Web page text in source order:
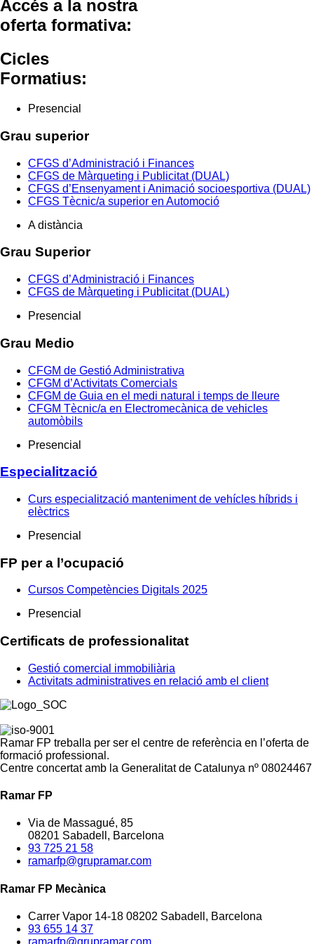
Accés a la nostra
oferta formativa:
Cicles
Formatius:
Presencial
Grau superior
CFGS d’Administració i Finances
CFGS de Màrqueting i Publicitat (DUAL)
CFGS d’Ensenyament i Animació socioesportiva (DUAL)
CFGS Tècnic/a superior en Automoció
A distància
Grau Superior
CFGS d’Administració i Finances
CFGS de Màrqueting i Publicitat (DUAL)
Presencial
Grau Medio
CFGM de Gestió Administrativa
CFGM d’Activitats Comercials
CFGM de Guia en el medi natural i temps de lleure
CFGM Tècnic/a en Electromecànica de vehicles
automòbils
Presencial
Especialització
Curs especialització manteniment de vehícles híbrids i
elèctrics
Presencial
FP per a l’ocupació
Cursos Competències Digitals 2025
Presencial
Certificats de professionalitat
Gestió comercial immobiliària
Activitats administratives en relació amb el client
Ramar FP treballa per ser el centre de referència en l’oferta de
formació professional.
Centre concertat amb la Generalitat de Catalunya nº 08024467
Ramar FP
Via de Massagué, 85
08201 Sabadell, Barcelona
93 725 21 58
ramarfp@grupramar.com
Ramar FP Mecànica
Carrer Vapor 14-18 08202 Sabadell, Barcelona
93 655 14 37
ramarfp@grupramar.com